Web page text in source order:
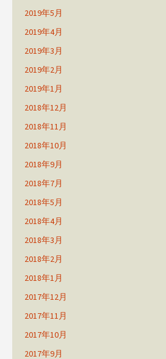
2019年5月
2019年4月
2019年3月
2019年2月
2019年1月
2018年12月
2018年11月
2018年10月
2018年9月
2018年7月
2018年5月
2018年4月
2018年3月
2018年2月
2018年1月
2017年12月
2017年11月
2017年10月
2017年9月